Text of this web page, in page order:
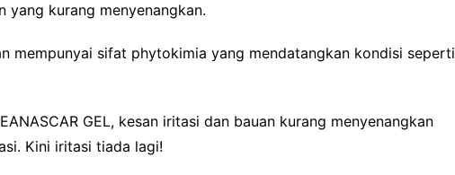
yang kurang menyenangkan.
mempunyai sifat phytokimia yang mendatangkan kondisi seperti
GEL, kesan iritasi dan bauan kurang menyenangkan
Kini iritasi tiada lagi!